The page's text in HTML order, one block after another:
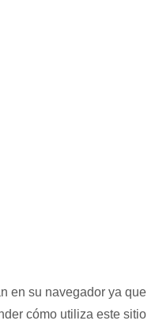
en su navegador ya que
cómo utiliza este sitio